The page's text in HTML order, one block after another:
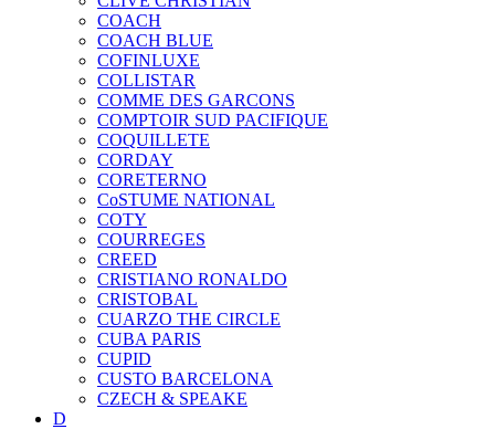
COACH
COACH BLUE
COFINLUXE
COLLISTAR
COMME DES GARCONS
COMPTOIR SUD PACIFIQUE
COQUILLETE
CORDAY
CORETERNO
CoSTUME NATIONAL
COTY
COURREGES
CREED
CRISTIANO RONALDO
CRISTOBAL
CUARZO THE CIRCLE
CUBA PARIS
CUPID
CUSTO BARCELONA
CZECH & SPEAKE
D